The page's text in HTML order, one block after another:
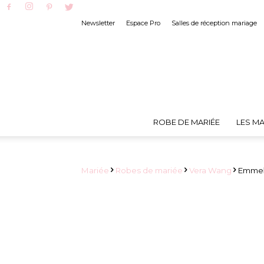
Newsletter Espace Pro Salles de réception mariage
ROBE DE MARIÉE LES
Mariée Robes de mariée Vera Wang